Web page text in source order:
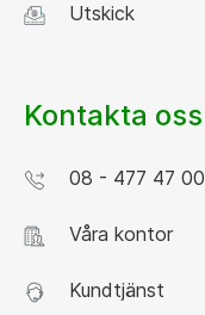
Utskick
Kontakta oss
08 - 477 47 00
Våra kontor
Kundtjänst